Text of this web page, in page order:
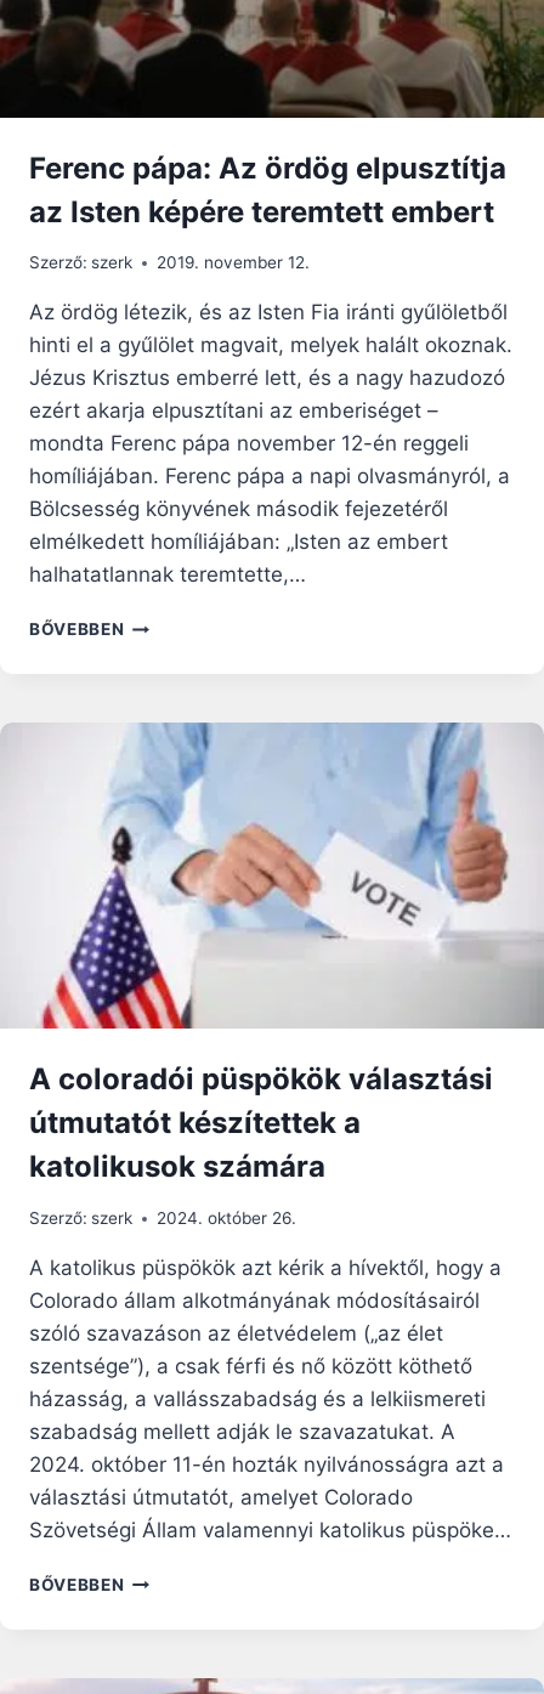
LEKÜZDÉSÉRE
Ferenc pápa: Az ördög elpusztítja
az Isten képére teremtett embert
Szerző: szerk 2019. november 12.
Az ördög létezik, és az Isten Fia iránti gyűlöletből
hinti el a gyűlölet magvait, melyek halált okoznak.
Jézus Krisztus emberré lett, és a nagy hazudozó
ezért akarja elpusztítani az emberiséget –
mondta Ferenc pápa november 12-én reggeli
homíliájában. Ferenc pápa a napi olvasmányról, a
Bölcsesség könyvének második fejezetéről
elmélkedett homíliájában: „Isten az embert
halhatatlannak teremtette,…
BŐVEBBEN FERENC
ELPUSZTÍTJA
KÉPÉRE
TEREMTETT
EMBERT
A coloradói püspökök választási
útmutatót készítettek a
katolikusok számára
Szerző: szerk 2024. október 26.
A katolikus püspökök azt kérik a hívektől, hogy a
Colorado állam alkotmányának módosításairól
szóló szavazáson az életvédelem („az élet
szentsége”), a csak férfi és nő között köthető
házasság, a vallásszabadság és a lelkiismereti
szabadság mellett adják le szavazatukat. A
2024. október 11-én hozták nyilvánosságra azt a
választási útmutatót, amelyet Colorado
Szövetségi Állam valamennyi katolikus püspöke…
BŐVEBBEN
ÚTMUTATÓT